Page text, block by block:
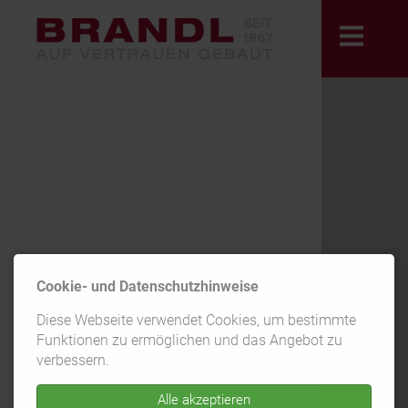
KONTAK
T
Cookie- und Datenschutzhinweise
Diese Webseite verwendet Cookies, um bestimmte
Funktionen zu ermöglichen und das Angebot zu
verbessern.
Alle akzeptieren